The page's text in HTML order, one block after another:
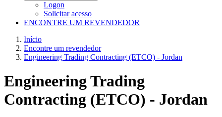
Logon
Solicitar acesso
ENCONTRE UM REVENDEDOR
Início
Encontre um revendedor
Engineering Trading Contracting (ETCO) - Jordan
Engineering Trading
Contracting (ETCO) - Jordan